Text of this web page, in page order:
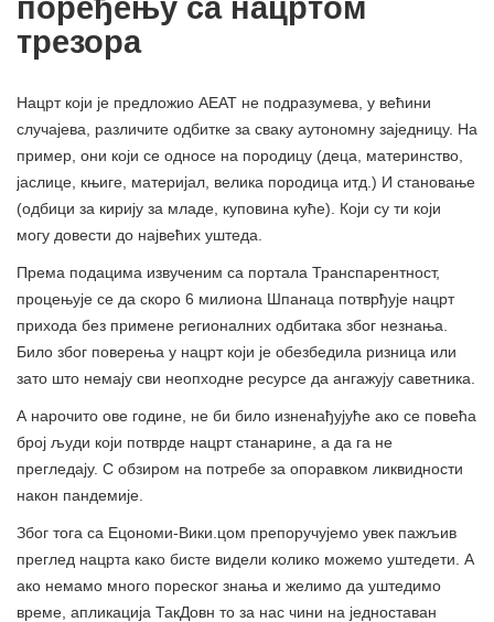
поређењу са нацртом
трезора
Нацрт који је предложио АЕАТ не подразумева, у већини
случајева, различите одбитке за сваку аутономну заједницу. На
пример, они који се односе на породицу (деца, материнство,
јаслице, књиге, материјал, велика породица итд.) И становање
(одбици за кирију за младе, куповина куће). Који су ти који
могу довести до највећих уштеда.
Према подацима извученим са портала Транспарентност,
процењује се да скоро 6 милиона Шпанаца потврђује нацрт
прихода без примене регионалних одбитака због незнања.
Било због поверења у нацрт који је обезбедила ризница или
зато што немају сви неопходне ресурсе да ангажују саветника.
А нарочито ове године, не би било изненађујуће ако се повећа
број људи који потврде нацрт станарине, а да га не
прегледају. С обзиром на потребе за опоравком ликвидности
након пандемије.
Због тога са Ецономи-Вики.цом препоручујемо увек пажљив
преглед нацрта како бисте видели колико можемо уштедети. А
ако немамо много пореског знања и желимо да уштедимо
време, апликација ТакДовн то за нас чини на једноставан